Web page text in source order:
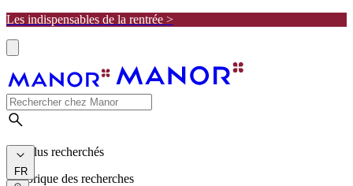
Les indispensables de la rentrée >
Les plus recherchés
Historique des recherches
FR